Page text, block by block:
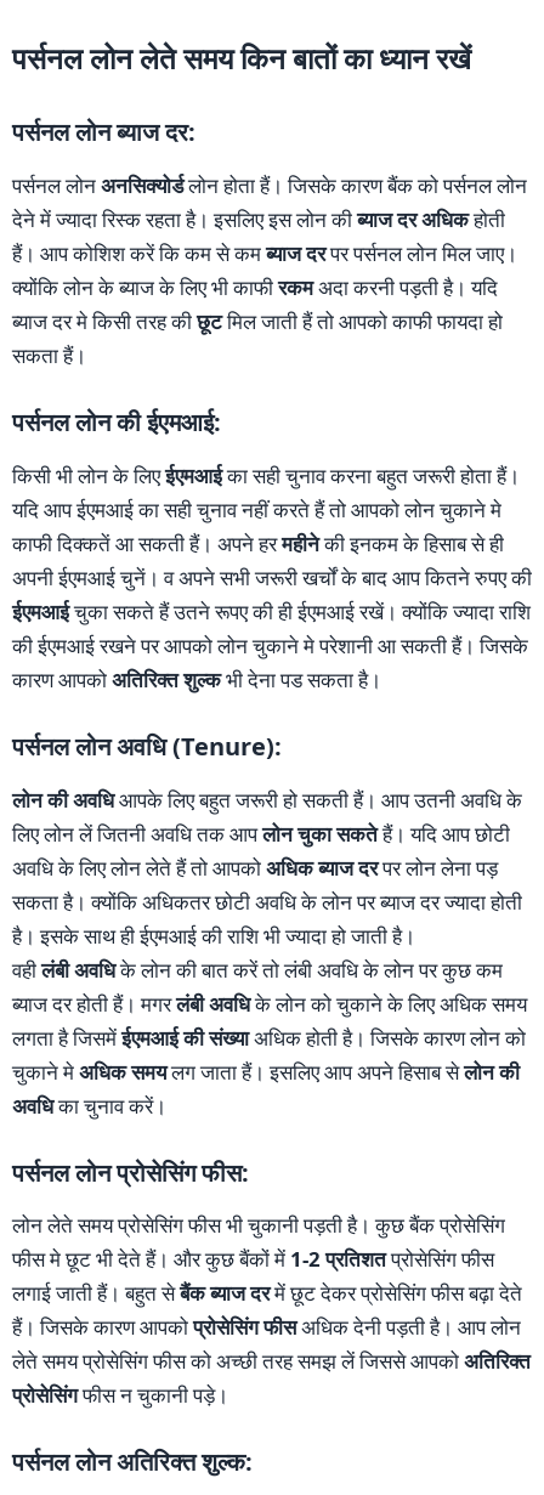
पर्सनल लोन लेते समय किन बातों का ध्यान रखें
पर्सनल लोन ब्याज दर:
पर्सनल लोनअनसिक्योर्डलोन होता हैं। जिसके कारण बैंक को पर्सनल लोन
देने में ज्यादा रिस्क रहता है। इसलिए इस लोन कीब्याज दर अधिकहोती
हैं। आप कोशिश करें कि कम से कमब्याज दरपर पर्सनल लोन मिल जाए।
क्योंकि लोन के ब्याज के लिए भी काफीरकमअदा करनी पड़ती है। यदि
ब्याज दर मे किसी तरह कीछूटमिल जाती हैं तो आपको काफी फायदा हो
सकता हैं।
पर्सनल लोन की ईएमआई:
किसी भी लोन के लिएईएमआईका सही चुनाव करना बहुत जरूरी होता हैं।
यदि आप ईएमआई का सही चुनाव नहीं करते हैं तो आपको लोन चुकाने मे
काफी दिक्कतें आ सकती हैं। अपने हरमहीनेकी इनकम के हिसाब से ही
अपनी ईएमआई चुनें। व अपने सभी जरूरी खर्चों के बाद आप कितने रुपए की
ईएमआईचुका सकते हैं उतने रूपए की ही ईएमआई रखें। क्योंकि ज्यादा राशि
की ईएमआई रखने पर आपको लोन चुकाने मे परेशानी आ सकती हैं। जिसके
कारण आपकोअतिरिक्त शुल्कभी देना पड सकता है।
पर्सनल लोन अवधि (Tenure):
लोन की अवधिआपके लिए बहुत जरूरी हो सकती हैं। आप उतनी अवधि के
लिए लोन लें जितनी अवधि तक आपलोन चुका सकतेहैं। यदि आप छोटी
अवधि के लिए लोन लेते हैं तो आपकोअधिक ब्याज दरपर लोन लेना पड़
सकता है। क्योंकि अधिकतर छोटी अवधि के लोन पर ब्याज दर ज्यादा होती
है। इसके साथ ही ईएमआई की राशि भी ज्यादा हो जाती है।
वहीलंबी अवधिके लोन की बात करें तो लंबी अवधि के लोन पर कुछ कम
ब्याज दर होती हैं। मगरलंबी अवधिके लोन को चुकाने के लिए अधिक समय
लगता है जिसमेंईएमआई की संख्याअधिक होती है। जिसके कारण लोन को
चुकाने मेअधिक समयलग जाता हैं। इसलिए आप अपने हिसाब सेलोन की
अवधिका चुनाव करें।
पर्सनल लोन प्रोसेसिंग फीस:
लोन लेते समय प्रोसेसिंग फीस भी चुकानी पड़ती है। कुछ बैंक प्रोसेसिंग
फीस मे छूट भी देते हैं। और कुछ बैंकों में 1-2 प्रतिशतप्रोसेसिंग फीस
लगाई जाती हैं। बहुत सेबैंक ब्याज दरमें छूट देकर प्रोसेसिंग फीस बढ़ा देते
हैं। जिसके कारण आपकोप्रोसेसिंग फीसअधिक देनी पड़ती है। आप लोन
लेते समय प्रोसेसिंग फीस को अच्छी तरह समझ लें जिससे आपकोअतिरिक्त
प्रोसेसिंगफीस न चुकानी पड़े।
पर्सनल लोन अतिरिक्त शुल्क: